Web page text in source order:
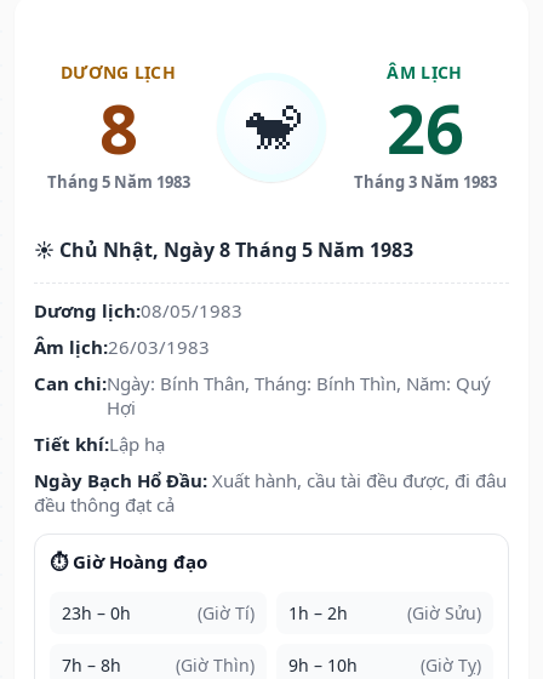
DƯƠNG LỊCH
8
Tháng 5 Năm 1983
🐒
ÂM LỊCH
26
Tháng 3 Năm 1983
☀️ Chủ Nhật, Ngày 8 Tháng 5 Năm 1983
Dương lịch:08/05/1983
Âm lịch:26/03/1983
Can chi:Ngày: Bính Thân, Tháng: Bính Thìn, Năm: Quý
Hợi
Tiết khí:Lập hạ
Ngày Bạch Hổ Đầu: Xuất hành, cầu tài đều được, đi đâu
đều thông đạt cả
⏱️ Giờ Hoàng đạo
23h – 0h (Giờ Tí) 1h – 2h (Giờ Sửu)
7h – 8h (Giờ Thìn) 9h – 10h (Giờ Tỵ)